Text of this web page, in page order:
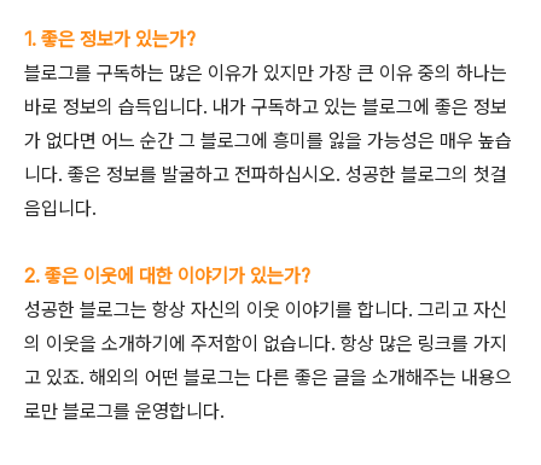
1. 좋은 정보가 있는가?
블로그를 구독하는 많은 이유가 있지만 가장 큰 이유 중의 하나는
바로 정보의 습득입니다. 내가 구독하고 있는 블로그에 좋은 정보
가 없다면 어느 순간 그 블로그에 흥미를 잃을 가능성은 매우 높습
니다. 좋은 정보를 발굴하고 전파하십시오. 성공한 블로그의 첫걸
음입니다.
2. 좋은 이웃에 대한 이야기가 있는가?
성공한 블로그는 항상 자신의 이웃 이야기를 합니다. 그리고 자신
의 이웃을 소개하기에 주저함이 없습니다. 항상 많은 링크를 가지
고 있죠. 해외의 어떤 블로그는 다른 좋은 글을 소개해주는 내용으
로만 블로그를 운영합니다.